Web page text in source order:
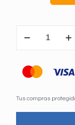
Tabs
Tus compras